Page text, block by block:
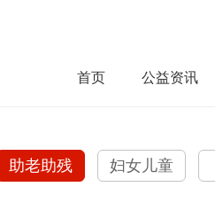
首页 公益资讯
助老助残 妇女儿童